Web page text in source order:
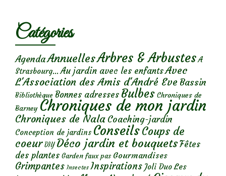
Catégories
AgendaAnnuellesArbres & Arbustes A
Strasbourg... Au jardin avec les enfantsAvec
L'Association des Amis d'André Eve Bassin
Bibliothèque Bonnes adresses Bulbes Chroniques de
Barney Chroniques de mon jardin
Chroniques de Nala Coaching-jardin
Conception de jardins ConseilsCoups de
coeur DIY Déco jardin et bouquetsFêtes
des plantes Garden faux pas Gourmandises
Grimpantes Insectes Inspirations Joli Duo Les